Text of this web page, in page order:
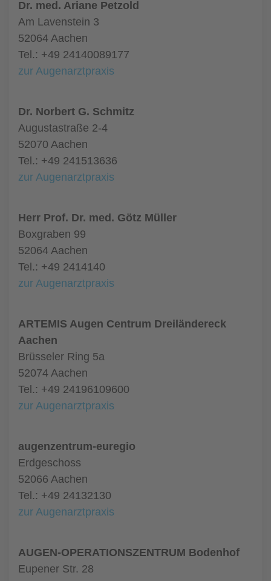
Dr. med. Ariane Petzold
Am Lavenstein 3
52064 Aachen
Tel.: +49 24140089177
zur Augenarztpraxis
Dr. Norbert G. Schmitz
Augustastraße 2-4
52070 Aachen
Tel.: +49 241513636
zur Augenarztpraxis
Herr Prof. Dr. med. Götz Müller
Boxgraben 99
52064 Aachen
Tel.: +49 2414140
zur Augenarztpraxis
ARTEMIS Augen Centrum Dreiländereck
Aachen
Brüsseler Ring 5a
52074 Aachen
Tel.: +49 24196109600
zur Augenarztpraxis
augenzentrum-euregio
Erdgeschoss
52066 Aachen
Tel.: +49 24132130
zur Augenarztpraxis
AUGEN-OPERATIONSZENTRUM Bodenhof
Eupener Str. 28